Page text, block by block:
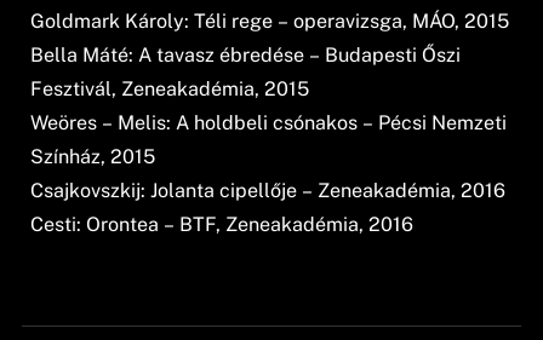
Goldmark Károly: Téli rege – operavizsga, MÁO, 2015
Bella Máté: A tavasz ébredése – Budapesti Őszi
Fesztivál, Zeneakadémia, 2015
Weöres – Melis: A holdbeli csónakos – Pécsi Nemzeti
Színház, 2015
Csajkovszkij: Jolanta cipellője – Zeneakadémia, 2016
Cesti: Orontea – BTF, Zeneakadémia, 2016